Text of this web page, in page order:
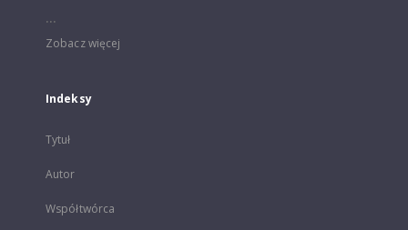
...
Zobacz więcej
Indeksy
Tytuł
Autor
Współtwórca